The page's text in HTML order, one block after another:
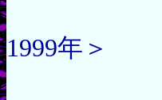
＜
1999年＞
（△１